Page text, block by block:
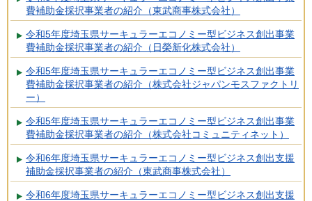
費補助金採択事業者の紹介（東武商事株式会社）
令和5年度埼玉県サーキュラーエコノミー型ビジネス創出事業
費補助金採択事業者の紹介（日榮新化株式会社）
令和5年度埼玉県サーキュラーエコノミー型ビジネス創出事業
費補助金採択事業者の紹介（株式会社ジャパンモスファクトリ
ー）
令和5年度埼玉県サーキュラーエコノミー型ビジネス創出事業
費補助金採択事業者の紹介（株式会社コミュニティネット）
令和6年度埼玉県サーキュラーエコノミー型ビジネス創出支援
補助金採択事業者の紹介（東武商事株式会社）
令和6年度埼玉県サーキュラーエコノミー型ビジネス創出支援